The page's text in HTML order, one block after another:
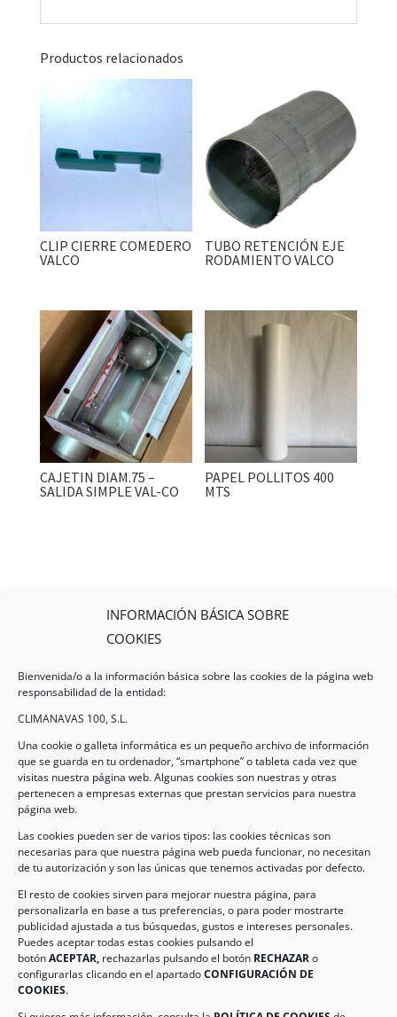
INFORMACIÓN BÁSICA SOBRE
COOKIES
Bienvenida/o a la información básica sobre las cookies de la página web
responsabilidad de la entidad:
CLIMANAVAS 100, S.L.
Una cookie o galleta informática es un pequeño archivo de información
que se guarda en tu ordenador, “smartphone” o tableta cada vez que
visitas nuestra página web. Algunas cookies son nuestras y otras
pertenecen a empresas externas que prestan servicios para nuestra
página web.
Las cookies pueden ser de varios tipos: las cookies técnicas son
necesarias para que nuestra página web pueda funcionar, no necesitan
de tu autorización y son las únicas que tenemos activadas por defecto.
El resto de cookies sirven para mejorar nuestra página, para
personalizarla en base a tus preferencias, o para poder mostrarte
publicidad ajustada a tus búsquedas, gustos e intereses personales.
Puedes aceptar todas estas cookies pulsando el
botónACEPTAR, rechazarlas pulsando el botón RECHAZARo
configurarlas clicando en el apartadoCONFIGURACIÓN DE
COOKIES.
Productos relacionados
CLIP CIERRE COMEDERO
VALCO
TUBO RETENCIÓN EJE
RODAMIENTO VALCO
CAJETIN DIAM.75 –
SALIDA SIMPLE VAL-CO
PAPEL POLLITOS 400
MTS
Legal
AVISO LEGAL
POLÍTICA DE COOKIES
Información de Contacto
Dirección: